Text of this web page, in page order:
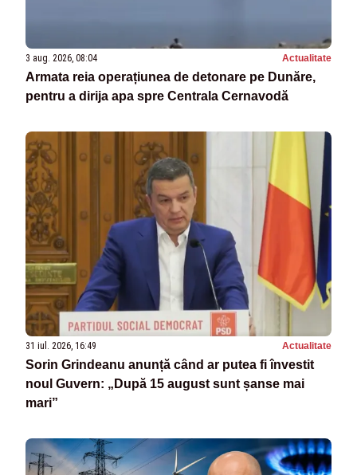
3 aug. 2026, 08:04 Actualitate
Armata reia operațiunea de detonare pe Dunăre,
pentru a dirija apa spre Centrala Cernavodă
31 iul. 2026, 16:49 Actualitate
Sorin Grindeanu anunță când ar putea fi învestit
noul Guvern: „După 15 august sunt șanse mai
mari”